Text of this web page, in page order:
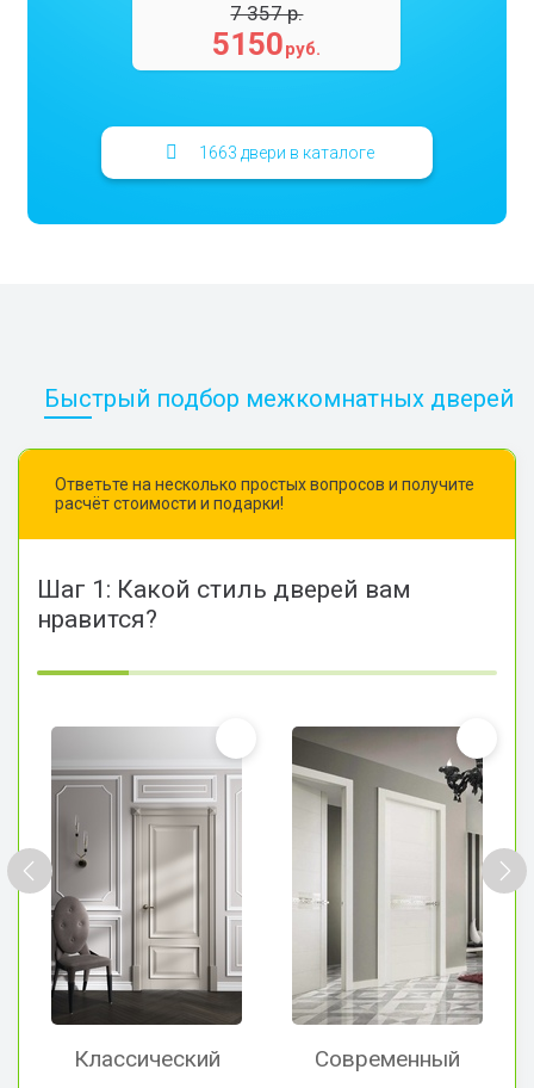
5150руб.
7 357 р.
1663 двери в каталоге
Быстрый подбор межкомнатных дверей
Ответьте на несколько простых вопросов и получите
расчёт стоимости и подарки!
Шаг 1: Какой стиль дверей вам
нравится?
Классический Современный